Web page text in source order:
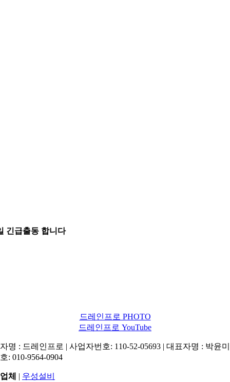
긴급출동 합니다
드레인프로 PHOTO
드레인프로 YouTube
명 : 드레인프로 | 사업자번호: 110-52-05693 | 대표자명 : 박윤
: 010-9564-0904
체 | 우성설비